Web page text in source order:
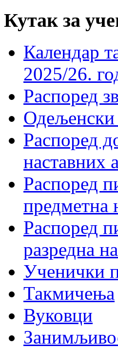
Кутак за
Календар
2025/26.
Распоред
Одељенски
Распоред
наставних
Распоред
предметна
Распоред
разредна
Ученички
Такмичења
Вуковци